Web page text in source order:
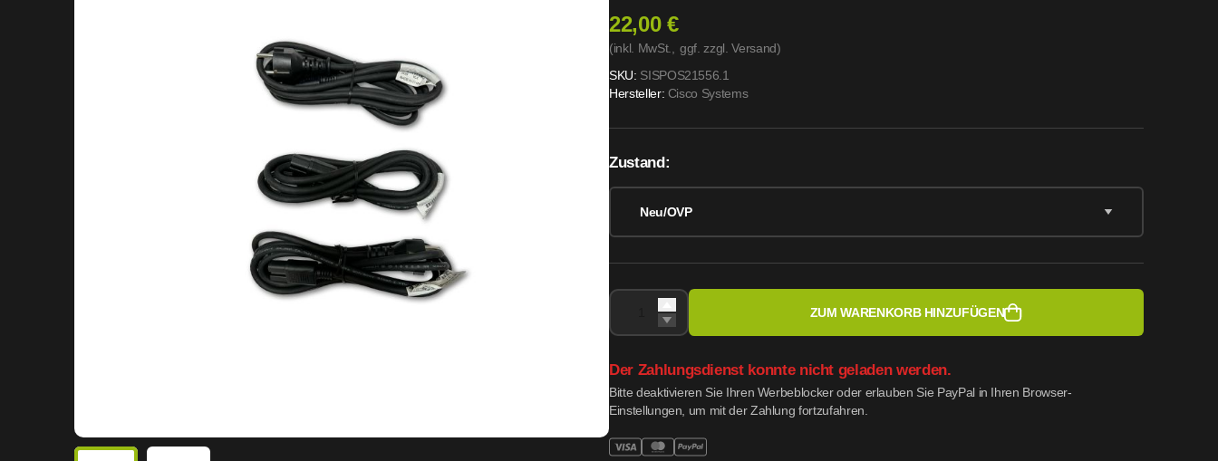
22,00 €
(inkl. MwSt., ggf. zzgl. Versand)
SKU: SISPOS21556.1
Hersteller: Cisco Systems
Zustand:
Neu/OVP
ZUM WARENKORB HINZUFÜGEN
Der Zahlungsdienst konnte nicht geladen werden.
Bitte deaktivieren Sie Ihren Werbeblocker oder erlauben Sie PayPal in Ihren Browser-
Einstellungen, um mit der Zahlung fortzufahren.